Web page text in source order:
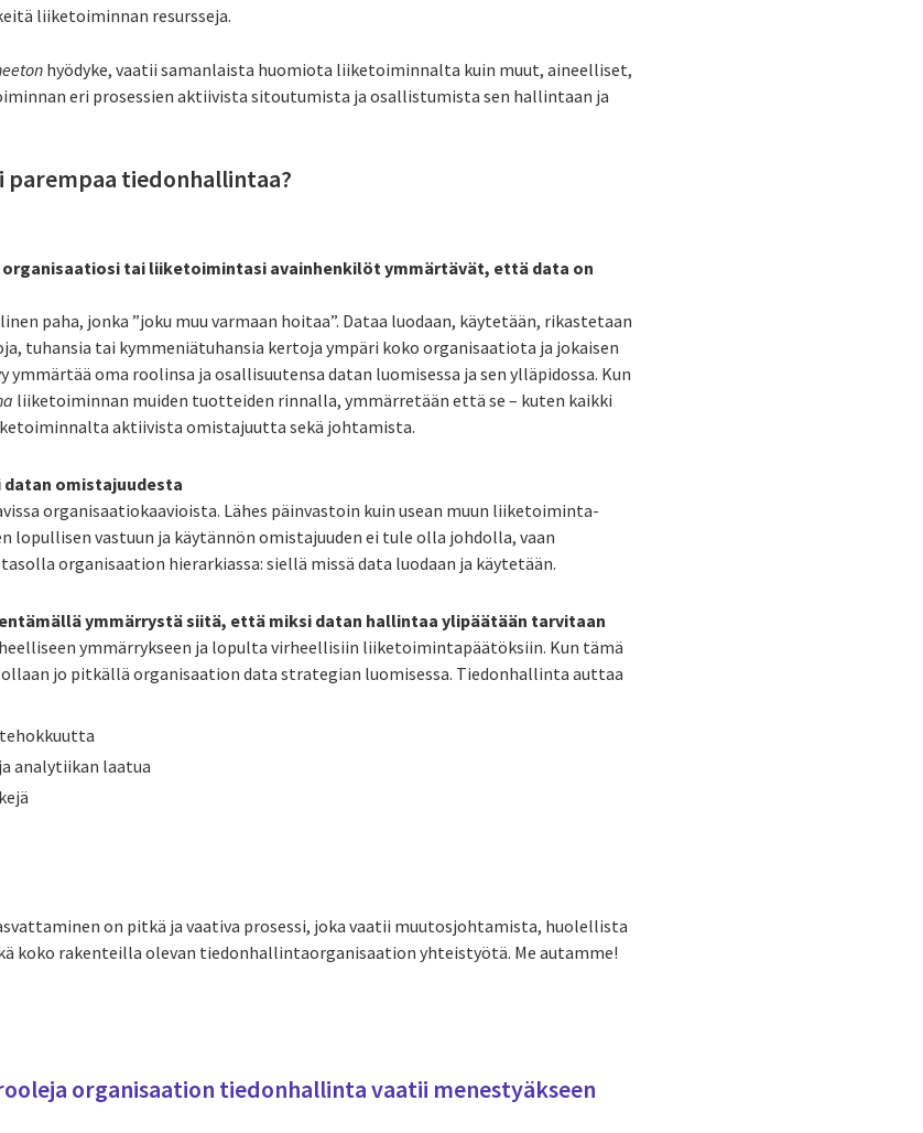
liiketoiminnan resursseja.
hyödyke, vaatii samanlaista huomiota liiketoiminnalta kuin muut, aineelliset,
eri prosessien aktiivista sitoutumista ja osallistumista sen hallintaan ja
tiedonhallintaa?
tai liiketoimintasi avainhenkilöt ymmärtävät, että data on
paha, jonka ”joku muu varmaan hoitaa”. Dataa luodaan, käytetään, rikastetaan
tuhansia tai kymmeniätuhansia kertoja ympäri koko organisaatiota ja jokaisen
ymmärtää oma roolinsa ja osallisuutensa datan luomisessa ja sen ylläpidossa. Kun
liiketoiminnan muiden tuotteiden rinnalla, ymmärretään että se – kuten kaikki
aktiivista omistajuutta sekä johtamista.
omistajuudesta
organisaatiokaavioista. Lähes päinvastoin kuin usean muun liiketoiminta-
lopullisen vastuun ja käytännön omistajuuden ei tule olla johdolla, vaan
organisaation hierarkiassa: siellä missä data luodaan ja käytetään.
ymmärrystä siitä, että miksi datan hallintaa ylipäätään tarvitaan
ymmärrykseen ja lopulta virheellisiin liiketoimintapäätöksiin. Kun tämä
jo pitkällä organisaation data strategian luomisessa. Tiedonhallinta auttaa
analytiikan laatua
on pitkä ja vaativa prosessi, joka vaatii muutosjohtamista, huolellista
koko rakenteilla olevan tiedonhallintaorganisaation yhteistyötä. Me autamme!
organisaation tiedonhallinta vaatii menestyäkseen